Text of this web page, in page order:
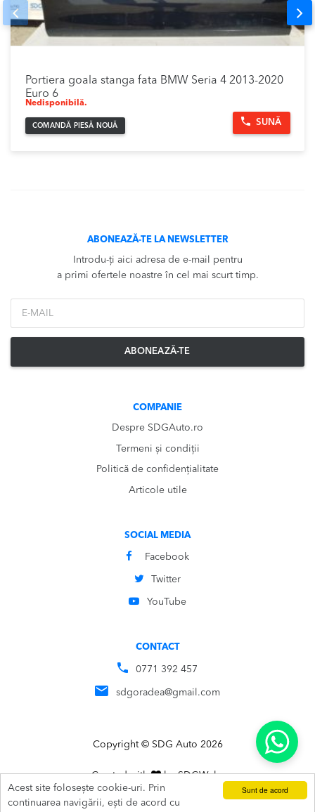
Sunt de acord
Acest site folosește cookie-uri. Prin
continuarea navigării, ești de acord cu
Portiera goala stanga fata BMW Seria 4 2013-2020
Euro 6
Nedisponibilă.
COMANDĂ PIESĂ NOUĂ SUNĂ
Prev
ABONEAZĂ-TE LA NEWSLETTER
Introdu-ți aici adresa de e-mail pentru
a primi ofertele noastre în cel mai scurt timp.
ABONEAZĂ-TE
COMPANIE
Despre SDGAuto.ro
Termeni și condiții
Politică de confidențialitate
Articole utile
SOCIAL MEDIA
Facebook
Twitter
YouTube
CONTACT
0771 392 457
sdgoradea@gmail.com
Copyright © SDG Auto 2026
Created with bySDGWebs
ADAUGĂ ÎN COȘ